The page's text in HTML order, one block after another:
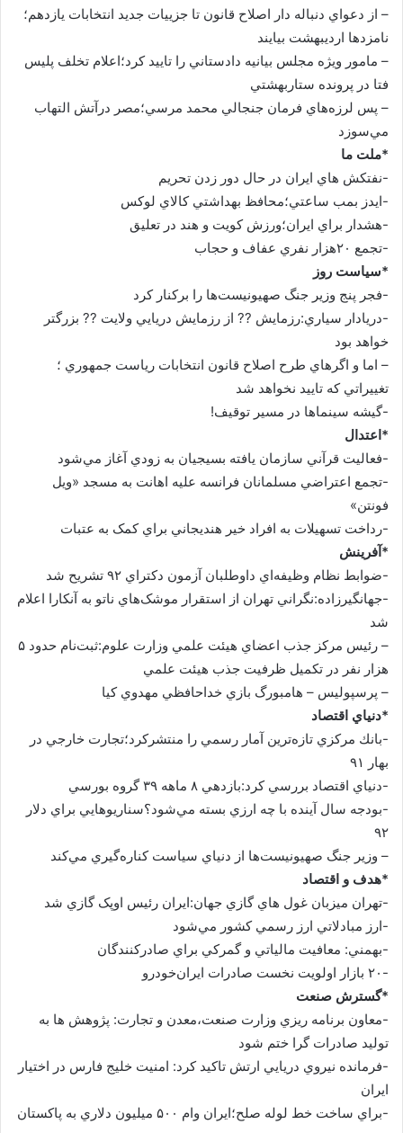
– از دعواي دنباله دار اصلاح قانون تا جزييات جديد انتخابات يازدهم؛
نامزدها ارديبهشت بيايند
– مامور ويژه مجلس بيانيه دادستاني را تاييد كرد؛اعلام تخلف پليس
فتا در پرونده ستاربهشتي
– پس لرزه‌هاي فرمان جنجالي محمد مرسي؛مصر درآتش التهاب
مي‌سوزد
*ملت ما
-نفتکش هاي ايران در حال دور زدن تحريم
-ايدز بمب ساعتي؛محافظ بهداشتي کالاي لوکس
-هشدار براي ايران؛ورزش کويت و هند در تعليق
-تجمع ۲۰هزار نفري عفاف و حجاب
*سياست روز
-فجر پنج وزير جنگ صهيونيست‌ها را بركنار كرد
-دريادار سياري:رزمايش ?? از رزمايش دريايي ولايت ?? بزرگتر‌
خواهد بود
– اما و اگرهاي طرح اصلاح قانون انتخابات رياست جمهوري ؛
تغييراتي كه تاييد نخواهد شد
-گيشه سينماها در مسير توقيف!
*اعتدال
-فعاليت قرآني سازمان يافته بسيجيان به زودي آغاز مي‌شود
-تجمع اعتراضي مسلمانان فرانسه عليه اهانت به مسجد «ويل
فونتن»
-رداخت تسهيلات به افراد خير هنديجاني براي کمک به عتبات
*آفرينش
-ضوابط نظام وظيفه‌اي داوطلبان آزمون دکتراي ۹۲ تشريح شد
-جهانگير‌زاده:نگراني تهران از استقرار موشک‌هاي ناتو به آنکارا اعلام
شد
– رئيس مرکز جذب اعضاي هيئت علمي وزارت علوم:ثبت‌نام حدود ۵
هزار نفر در تکميل ظرفيت جذب هيئت ‌علمي
– پرسپوليس – هامبورگ بازي خداحافظي مهدوي کيا
*دنياي اقتصاد
-بانك مركزي تازه‌ترين آمار رسمي را منتشركرد؛تجارت خارجي در
بهار ۹۱
-دنياي اقتصاد بررسي كرد:بازدهي ۸ ماهه ۳۹ گروه بورسي
-بودجه سال آينده با چه ارزي بسته مي‌شود؟سناريوهايي براي دلار
۹۲
– وزير جنگ صهيونيست‌ها از دنياي سياست كناره‌گيري مي‌كند
*هدف و اقتصاد
-تهران ميزبان غول هاي گازي جهان:ايران رئيس اوپک گازي شد
-ارز مبادلاتي ارز رسمي کشور مي‌شود
-بهمني: معافيت‌ مالياتي و گمرکي براي صادرکنندگان
-۲۰ بازار اولويت نخست صادرات ايران‌خودرو
*گسترش صنعت
-معاون برنامه ريزي وزارت صنعت،معدن و تجارت: پژوهش ها به
توليد صادرات گرا ختم شود
-فرمانده نيروي دريايي ارتش تاکيد کرد: امنيت خليج فارس در اختيار
ايران
-براي ساخت خط لوله صلح؛ايران وام ۵۰۰ ميليون دلاري به پاکستان